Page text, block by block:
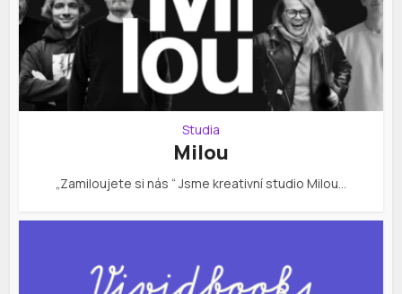
Studia
Milou
„Zamiloujete si nás “ Jsme kreativní studio Milou…